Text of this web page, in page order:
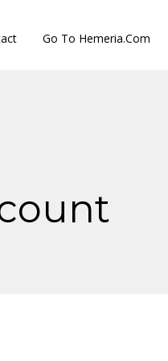
Go To Hemeria.com